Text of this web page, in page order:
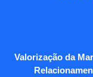
Valorização da